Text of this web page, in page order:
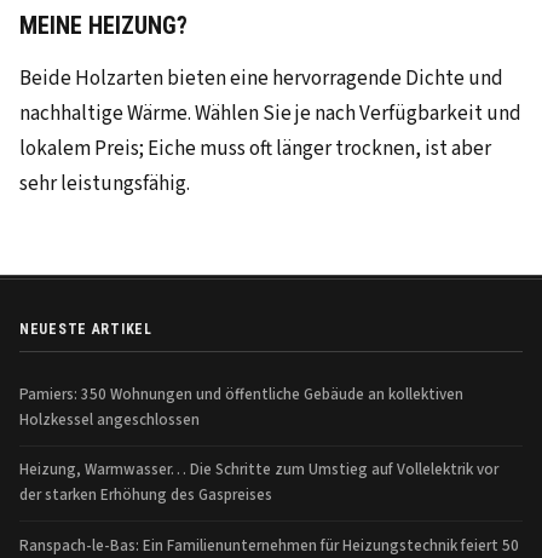
MEINE HEIZUNG?
Beide Holzarten bieten eine hervorragende Dichte und
nachhaltige Wärme. Wählen Sie je nach Verfügbarkeit und
lokalem Preis; Eiche muss oft länger trocknen, ist aber
sehr leistungsfähig.
NEUESTE ARTIKEL
Pamiers: 350 Wohnungen und öffentliche Gebäude an kollektiven
Holzkessel angeschlossen
Heizung, Warmwasser… Die Schritte zum Umstieg auf Vollelektrik vor
der starken Erhöhung des Gaspreises
Ranspach-le-Bas: Ein Familienunternehmen für Heizungstechnik feiert 50